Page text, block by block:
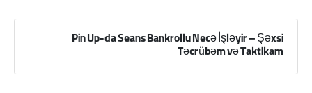
Pin Up-da Seans Bankrollu Necə İşləyir – Şəxsi
Təcrübəm və Taktikam